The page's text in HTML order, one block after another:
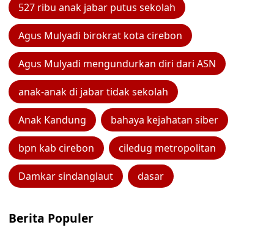
527 ribu anak jabar putus sekolah
Agus Mulyadi birokrat kota cirebon
Agus Mulyadi mengundurkan diri dari ASN
anak-anak di jabar tidak sekolah
Anak Kandung bahaya kejahatan siber
bpn kab cirebon ciledug metropolitan
Damkar sindanglaut dasar
Berita Populer